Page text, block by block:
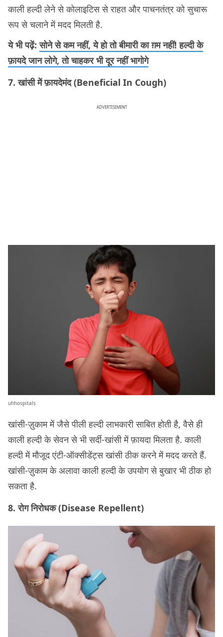
काली हल्दी लेने से कोलाइटिस से राहत और पाचनतंत्र को सुचारू
रूप से चलाने में मदद मिलती है.
ये भी पढ़ें:सोने से कम नहीं, ये हो तो बीमारी का ग़म नहीं! हल्दी के
फ़ायदे जान लोगे, तो चाहकर भी दूर नहीं भागोगे
7. खांसी में फ़ायदेमंद (Beneficial In Cough)
ADVERTISEMENT
uhhospitals
खांसी-ज़ुकाम में जैसे पीली हल्दी लाभकारी साबित होती है, वैसे ही
काली हल्दी के सेवन से भी सर्दी-खांसी में फ़ायदा मिलता है. काली
हल्दी में मौजूद एंटी-ऑक्सीडेंट्स खांसी ठीक करने में मदद करते हैं.
खांसी-ज़ुकाम के अलावा काली हल्दी के उपयोग से बुखार भी ठीक हो
सकता है.
8. रोग निरोधक (Disease Repellent)